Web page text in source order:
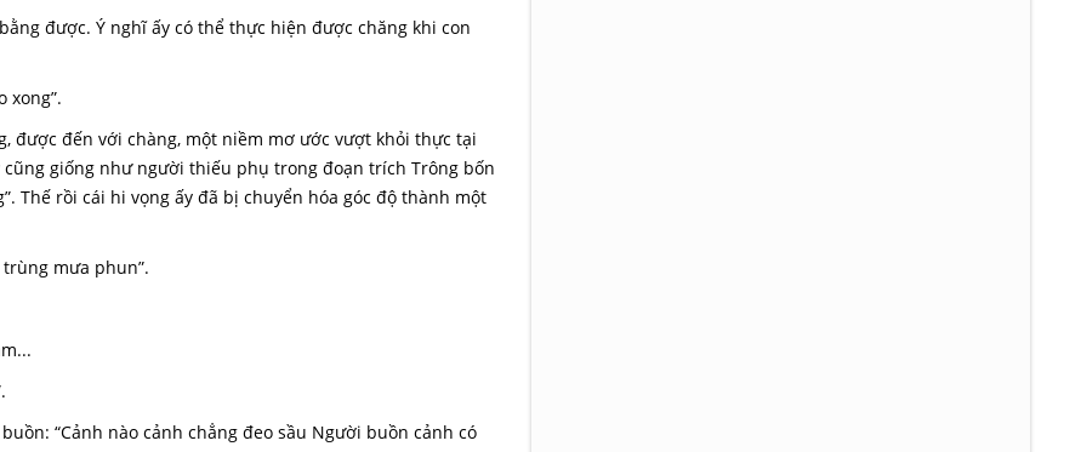
được. Ý nghĩ ấy có thể thực hiện được chăng khi con
xong”.
được đến với chàng, một niềm mơ ước vượt khỏi thực tại
giống như người thiếu phụ trong đoạn trích Trông bốn
Thế rồi cái hi vọng ấy đã bị chuyển hóa góc độ thành một
mưa phun”.
“Cảnh nào cảnh chẳng đeo sầu Người buồn cảnh có